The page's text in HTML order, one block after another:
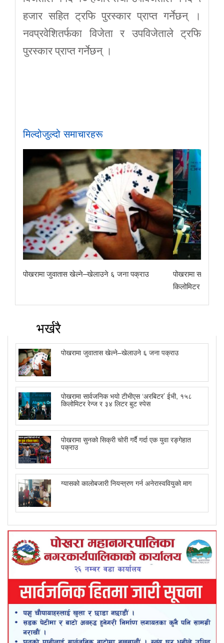
हजार सहित ट्रफि पुरस्कार प्राप्त गर्नेछन् ।
नवप्रवेशितर्फका विजेता र उपविजेताले ट्रफि
पुरस्कार प्राप्त गर्नेछन् ।
मिल्दोजुल्दो समाचारहरू
पोखरामा जुवातास खेल्ने–खेलाउने ६ जना पक्राउ
पोखरामा
किलोमिटर रेन्ज
भर्खरै
पोखरामा जुवातास खेल्ने–खेलाउने ६ जना पक्राउ
पोखरामा सार्वजनिक भयो टीभीएस ‘अरबिटर’ ईभी, १५८
किलोमिटर रेन्ज र ३४ लिटर बुट स्पेस
पोखरामा सुनको सिक्री चोरी गर्दै गर्दा एक युवा रङ्गेहात
पक्राउ
ग्यासको कालोबजारी नियन्त्रण गर्न अनेरास्ववियुको माग